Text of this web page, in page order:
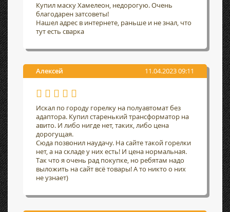
Купил маску Хамелеон, недорогую. Очень
благодарен затсоветы!
Нашел адрес в интернете, раньше и не знал, что
тут есть сварка
Алексей 11.04.2023 09:11
Искал по городу горелку на полуавтомат без
адаптора. Купил старенький трансформатор на
авито. И либо нигде нет, таких, либо цена
дорогущая.
Сюда позвонил наудачу. На сайте такой горелки
нет, а на складе у них есть! И цена нормальная.
Так что я очень рад покупке, но ребятам надо
выложить на сайт всё товары! А то никто о них
не узнает)